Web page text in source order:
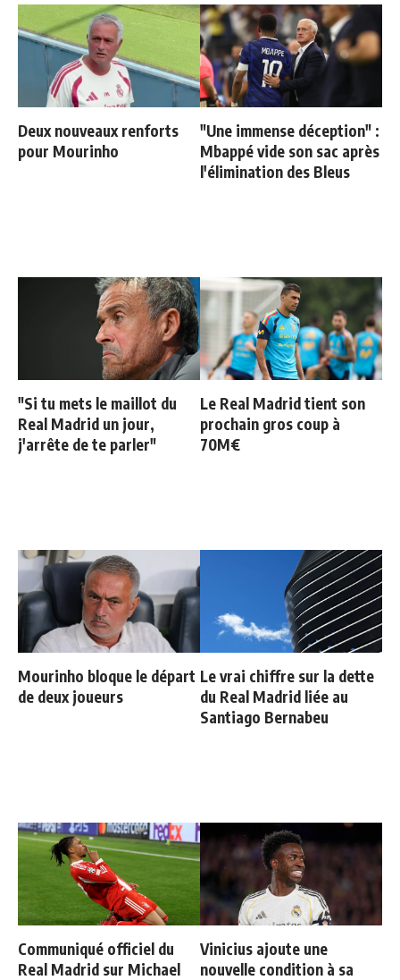
Deux nouveaux renforts
pour Mourinho
"Une immense déception" :
Mbappé vide son sac après
l'élimination des Bleus
"Si tu mets le maillot du
Real Madrid un jour,
j'arrête de te parler"
Le Real Madrid tient son
prochain gros coup à
70M€
Mourinho bloque le départ
de deux joueurs
Le vrai chiffre sur la dette
du Real Madrid liée au
Santiago Bernabeu
Communiqué officiel du
Real Madrid sur Michael
Vinicius ajoute une
nouvelle condition à sa